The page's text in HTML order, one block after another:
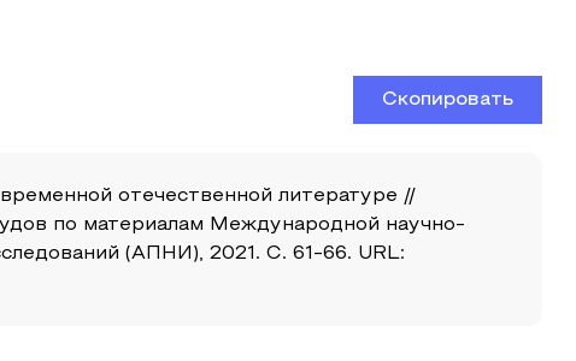
Скопировать
отечественной литературе //
по материалам Международной научно-
(АПНИ), 2021. С. 61-66. URL: